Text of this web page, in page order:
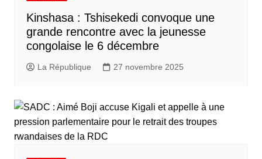
Kinshasa : Tshisekedi convoque une
grande rencontre avec la jeunesse
congolaise le 6 décembre
La République 27 novembre 2025